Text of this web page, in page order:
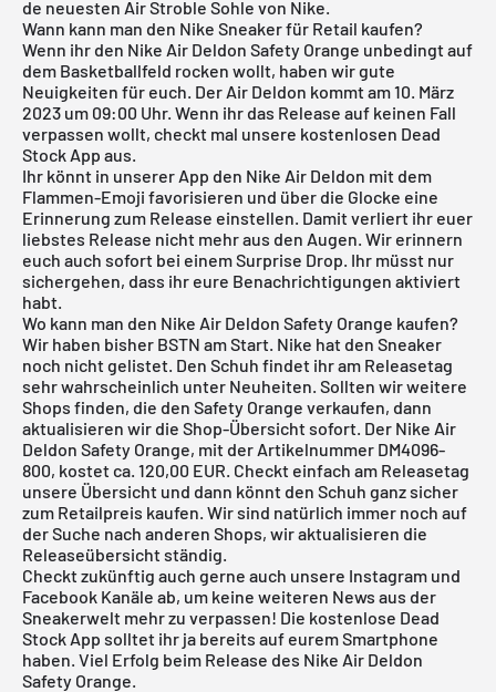
de neuesten Air Stroble Sohle von Nike.
Wann kann man den Nike Sneaker für Retail kaufen?
Wenn ihr den Nike Air Deldon Safety Orange unbedingt auf
dem Basketballfeld rocken wollt, haben wir gute
Neuigkeiten für euch. Der Air Deldon kommt am 10. März
2023 um 09:00 Uhr. Wenn ihr das Release auf keinen Fall
verpassen wollt, checkt mal unsere kostenlosen Dead
Stock App aus.
Ihr könnt in unserer App den Nike Air Deldon mit dem
Flammen-Emoji favorisieren und über die Glocke eine
Erinnerung zum Release einstellen. Damit verliert ihr euer
liebstes Release nicht mehr aus den Augen. Wir erinnern
euch auch sofort bei einem Surprise Drop. Ihr müsst nur
sichergehen, dass ihr eure Benachrichtigungen aktiviert
habt.
Wo kann man den Nike Air Deldon Safety Orange kaufen?
Wir haben bisher BSTN am Start. Nike hat den Sneaker
noch nicht gelistet. Den Schuh findet ihr am Releasetag
sehr wahrscheinlich unter Neuheiten. Sollten wir weitere
Shops finden, die den Safety Orange verkaufen, dann
aktualisieren wir die Shop-Übersicht sofort. Der Nike Air
Deldon Safety Orange, mit der Artikelnummer DM4096-
800, kostet ca. 120,00 EUR. Checkt einfach am Releasetag
unsere Übersicht und dann könnt den Schuh ganz sicher
zum Retailpreis kaufen. Wir sind natürlich immer noch auf
der Suche nach anderen Shops, wir aktualisieren die
Releaseübersichtständig.
Checkt zukünftig auch gerne auch unsere Instagram und
Facebook Kanäle ab, um keine weiteren News aus der
Sneakerwelt mehr zu verpassen! Die kostenlose Dead
Stock App solltet ihr ja bereits auf eurem Smartphone
haben. Viel Erfolg beim Release des Nike Air Deldon
Safety Orange.